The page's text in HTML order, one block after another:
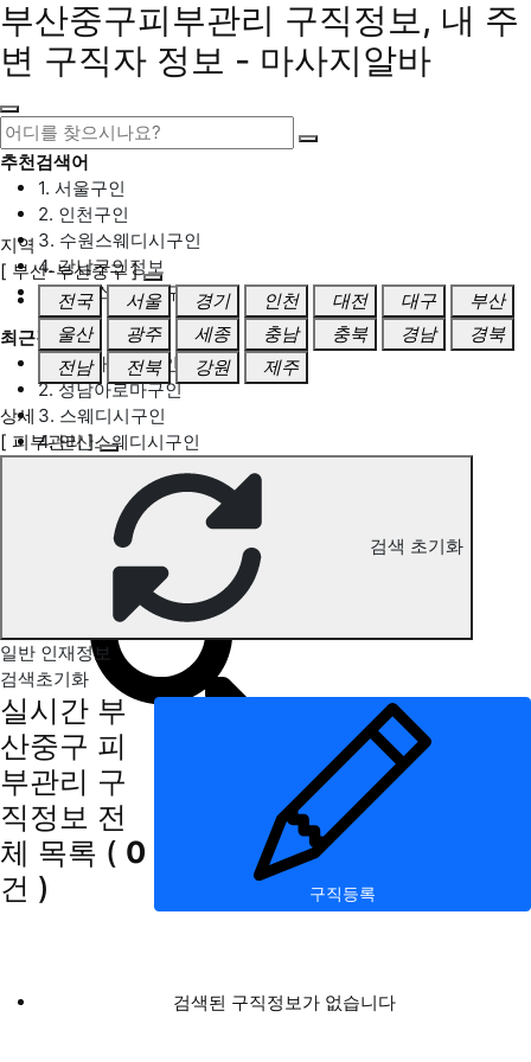
부산중구피부관리 구직정보, 내 주
변 구직자 정보 - 마사지알바
추천검색어
1. 서울구인
2. 인천구인
3. 수원스웨디시구인
4. 강남구인정보
5. 동탄스웨디시구인
최근검색어
1. 일산마사지구인
2. 성남아로마구인
3. 스웨디시구인
4. 안산스웨디시구인
부산중구 피부관리 구직정보
지역
[ 부산-부산중구 ]
전국
서울 경기 인천 대전 대구
부산
울산
광주 세종 충남 충북 경남
경북
전남
전북 강원 제주
상세
[ 피부관리 ]
검색 초기화
일반 인재정보
검색초기화
실시간 부
산중구 피
부관리 구
직정보 전
체 목록 ( 0
건 )
구직등록
검색된 구직정보가 없습니다